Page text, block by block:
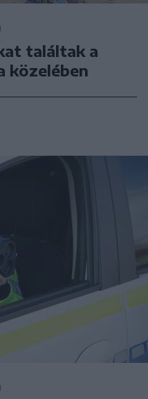
találtak a
közelében